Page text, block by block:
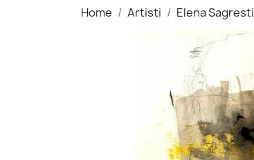
Home Artisti Elena Sagresti